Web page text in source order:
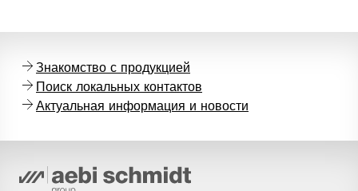
Знакомство с продукцией
Поиск локальных контактов
Актуальная информация и новости